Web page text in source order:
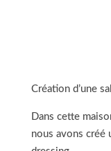
Création d’une
Dans cette
nous avons créé